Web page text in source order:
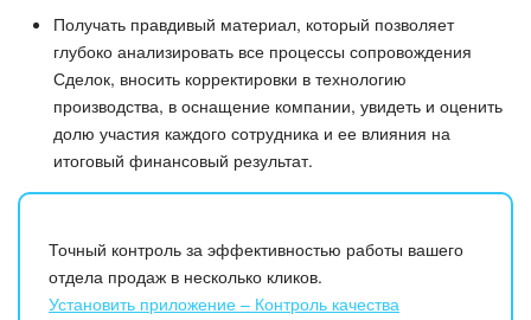
Получать правдивый материал, который позволяет
глубоко анализировать все процессы сопровождения
Сделок, вносить корректировки в технологию
производства, в оснащение компании, увидеть и оценить
долю участия каждого сотрудника и ее влияния на
итоговый финансовый результат.
Точный контроль за эффективностью работы вашего
отдела продаж в несколько кликов.
Установить приложение – Контроль качества